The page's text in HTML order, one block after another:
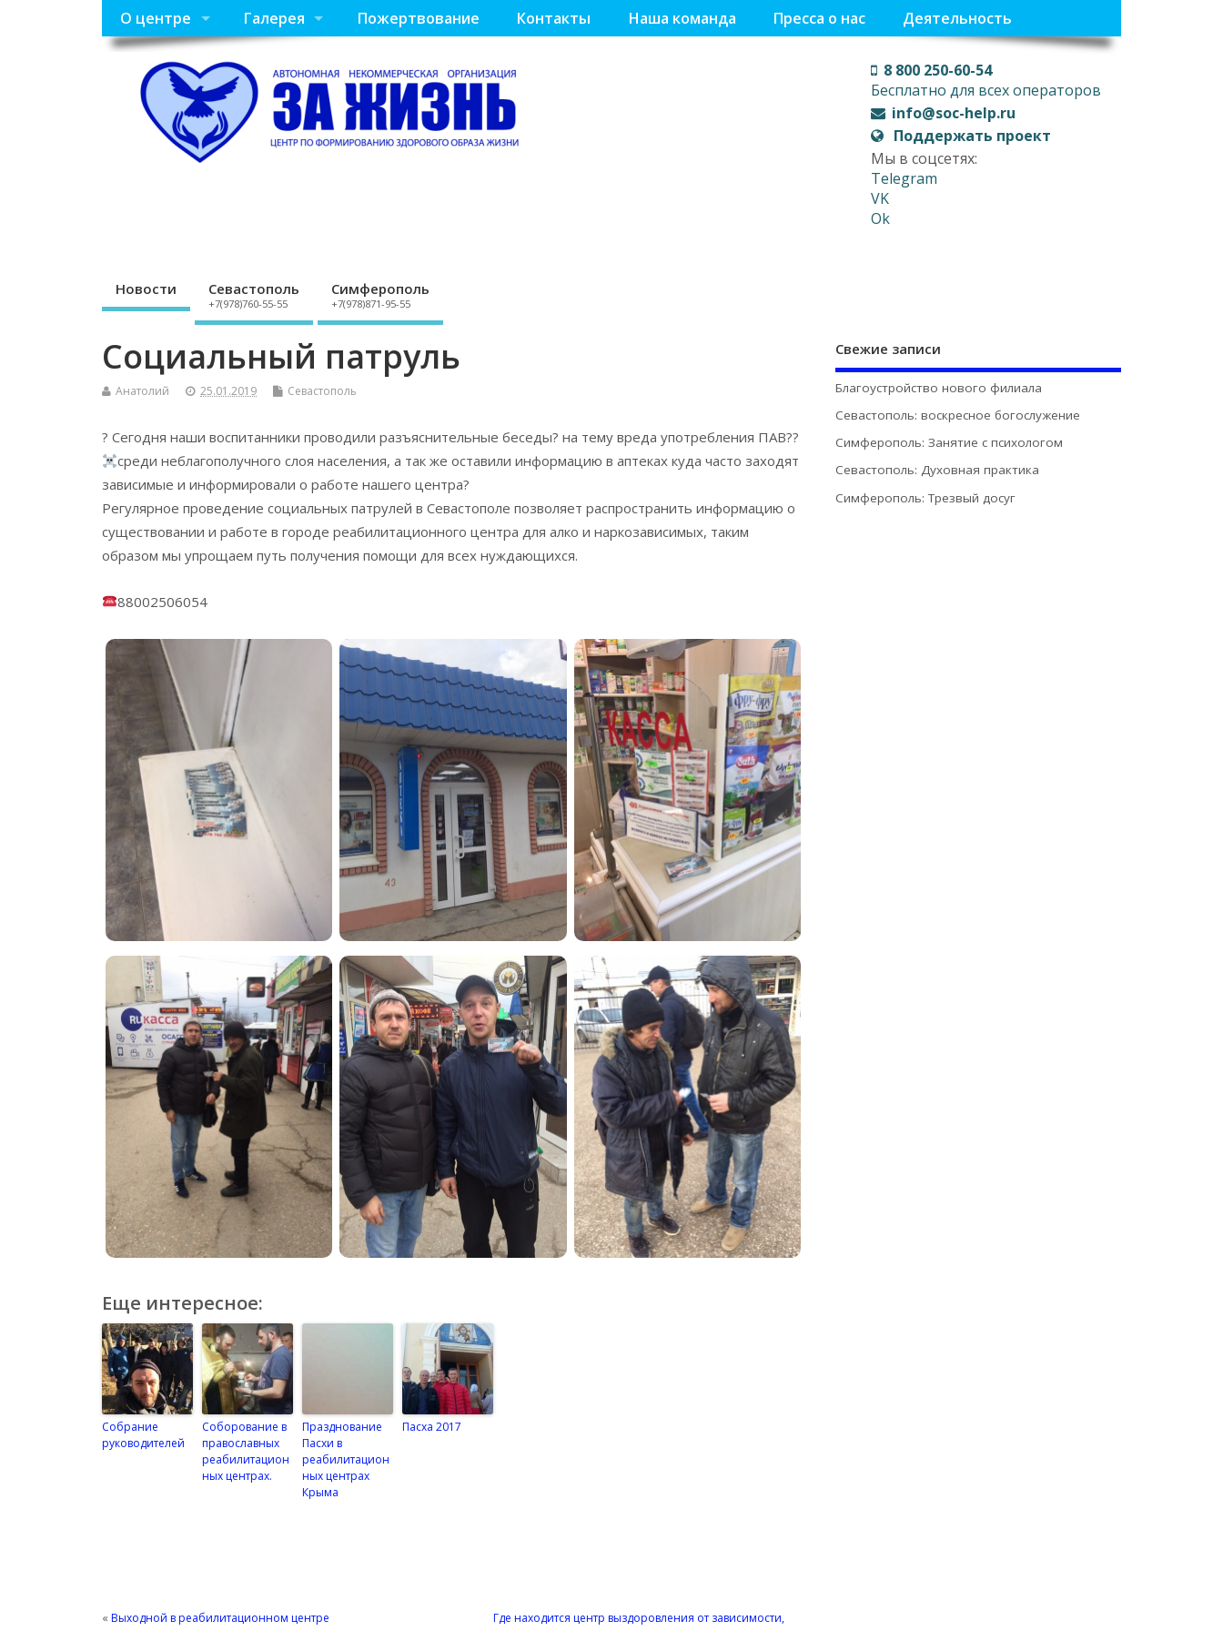
О центре Галерея Пожертвование Контакты Наша команда Пресса о нас Деятельность
8 800 250-60-54
Бесплатно для всех операторов
info@soc-help.ru
Поддержать проект
Мы в соцсетях:
Telegram
VK
Ok
Новости Севастополь
+7(978)760-55-55
Симферополь
+7(978)871-95-55
Социальный патруль
Анатолий 25.01.2019 Севастополь
? Сегодня наши воспитанники проводили разъяснительные беседы? на тему вреда употребления ПАВ??
среди неблагополучного слоя населения, а так же оставили информацию в аптеках куда часто заходят
зависимые и информировали о работе нашего центра?
Регулярное проведение социальных патрулей в Севастополе позволяет распространить информацию о
существовании и работе в городе реабилитационного центра для алко и наркозависимых, таким
образом мы упрощаем путь получения помощи для всех нуждающихся.
88002506054
Еще интересное:
Собрание
руководителей
Соборование в
православных
реабилитацион
ных центрах.
Празднование
Пасхи в
реабилитацион
ных центрах
Крыма
Пасха 2017
« Выходной в реабилитационном центре
Где находится центр выздоровления от зависимости,
Свежие записи
Благоустройство нового филиала
Севастополь: воскресное богослужение
Симферополь: Занятие с психологом
Севастополь: Духовная практика
Симферополь: Трезвый досуг